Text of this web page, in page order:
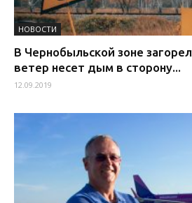
НОВОСТИ
В Чернобыльской зоне
ветер несет дым в сторону...
12.09.2019